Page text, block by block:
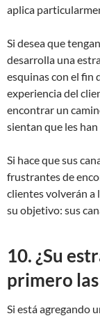
aplica
Si desea que
desarrolla una
esquinas con el fin
experiencia del
encontrar un
sientan que les
Si hace que sus
frustrantes de
clientes volverán a
su objetivo: sus
10. ¿Su
primero
Si está agregando